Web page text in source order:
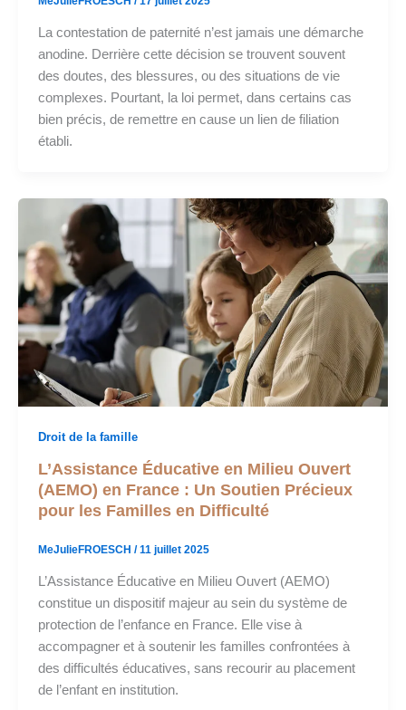
La contestation de paternité n’est jamais une démarche
anodine. Derrière cette décision se trouvent souvent
des doutes, des blessures, ou des situations de vie
complexes. Pourtant, la loi permet, dans certains cas
bien précis, de remettre en cause un lien de filiation
établi.
Droit de la famille
L’Assistance Éducative en Milieu Ouvert
(AEMO) en France : Un Soutien Précieux
pour les Familles en Difficulté
MeJulieFROESCH /11 juillet 2025
L’Assistance Éducative en Milieu Ouvert (AEMO)
constitue un dispositif majeur au sein du système de
protection de l’enfance en France. Elle vise à
accompagner et à soutenir les familles confrontées à
des difficultés éducatives, sans recourir au placement
de l’enfant en institution.